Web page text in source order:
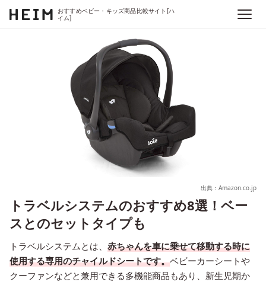
おすすめベビー・キッズ商品比較サイト[ハ
イム]
出典：Amazon.co.jp
トラベルシステムのおすすめ8選！ベー
スとのセットタイプも
トラベルシステムとは、 赤ちゃんを車に乗せて移動する時に
使用する専用のチャイルドシートです。ベビーカーシートや
クーファンなどと兼用できる多機能商品もあり、新生児期か